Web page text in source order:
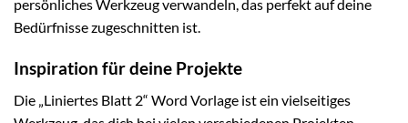
persönliches Werkzeug verwandeln, das perfekt auf deine
Bedürfnisse zugeschnitten ist.
Inspiration für deine Projekte
Die „Liniertes Blatt 2“ Word Vorlage ist ein vielseitiges